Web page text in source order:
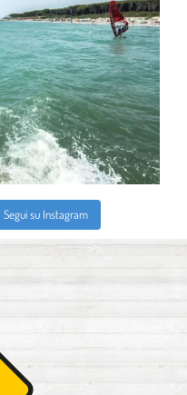
Segui su Instagram